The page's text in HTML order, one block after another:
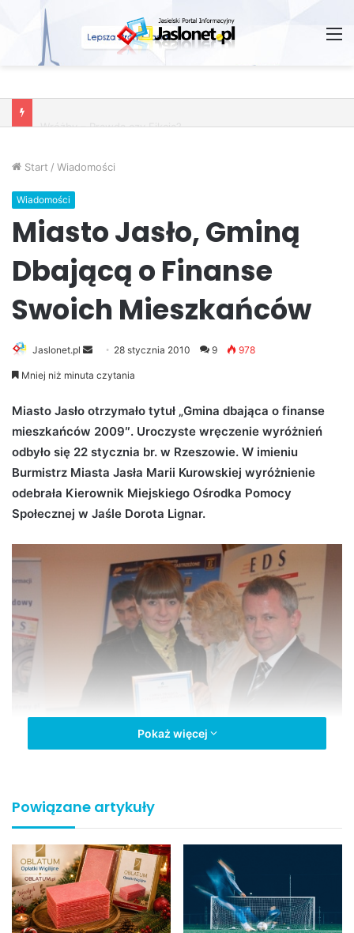
Start / Wiadomości
Wiadomości
Miasto Jasło, Gminą
Dbającą o Finanse
Swoich Mieszkańców
Jaslonet.pl
d
a
a
i
28 stycznia 2010 9 978
Mniej niż minuta czytania
Miasto Jasło otrzymało tytuł „Gmina dbająca o finanse
mieszkańców 2009″. Uroczyste wręczenie wyróżnień
odbyło się 22 stycznia br. w Rzeszowie. W imieniu
Burmistrz Miasta Jasła Marii Kurowskiej wyróżnienie
odebrała Kierownik Miejskiego Ośrodka Pomocy
Społecznej w Jaśle Dorota Lignar.
Wręczenie wyróżnień odbyło się podczas Konferencji
„Planowanie i realizacja inwestycji z udziałem funduszy
europejskich dla ożywienia gospodarczego Polski –
praktyczne rekomendacje dla beneficjentów w czasie
spowolnienia gospodarczego”.
UMJ
Pokaż więcej
Powiązane artykuły